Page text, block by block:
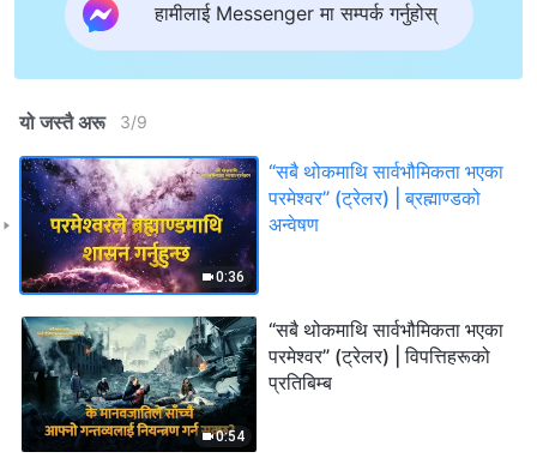
हामीलाई Messenger मा सम्पर्क गर्नुहोस्
यो जस्तै अरू 3/9
0:36
“सबै थोकमाथि सार्वभौमिकता भएका
परमेश्‍वर” (ट्रेलर) | ब्रह्माण्डको
अन्वेषण
0:54
“सबै थोकमाथि सार्वभौमिकता भएका
परमेश्‍वर” (ट्रेलर) | विपत्तिहरूको
प्रतिबिम्‍ब